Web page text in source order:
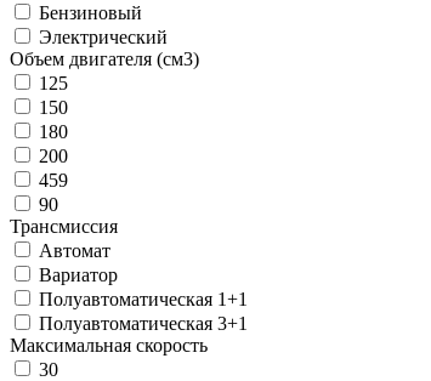
Бензиновый
Электрический
Объем двигателя (см3)
125
150
180
200
459
90
Трансмиссия
Автомат
Вариатор
Полуавтоматическая 1+1
Полуавтоматическая 3+1
Максимальная скорость
30